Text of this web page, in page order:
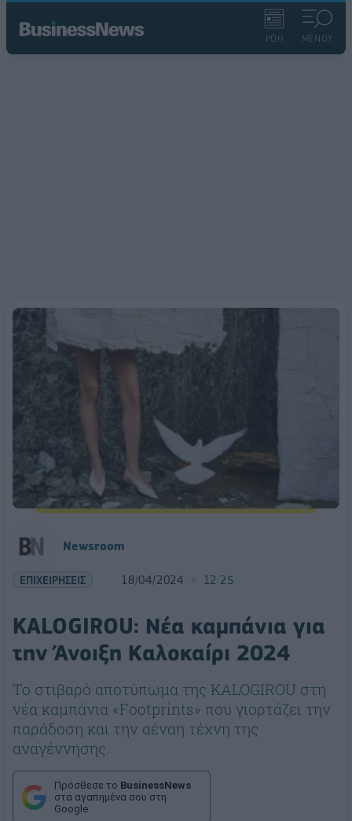
ΡΟΗ ΜΕΝΟΥ
Newsroom
ΕΠΙΧΕΙΡΗΣΕΙΣ 18/04/2024 12:25
KALOGIROU: Νέα καμπάνια για
την Άνοιξη Καλοκαίρι 2024
Το στιβαρό αποτύπωμα της KALOGIROU στη
νέα καμπάνια «Footprints» που γιορτάζει την
παράδοση και την αέναη τέχνη της
αναγέννησης.
Πρόσθεσε το BusinessNews
στα αγαπημένα σου στη
Google